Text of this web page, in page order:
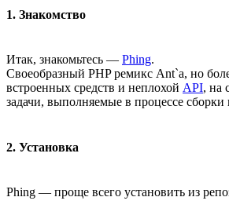
1. Знакомство
Итак, знакомьтесь — Phing.
Своеобразный PHP ремикс Ant`а, но
встроенных средств и неплохой API, на
задачи, выполняемые в процессе сборки
2. Установка
Phing — проще всего установить из